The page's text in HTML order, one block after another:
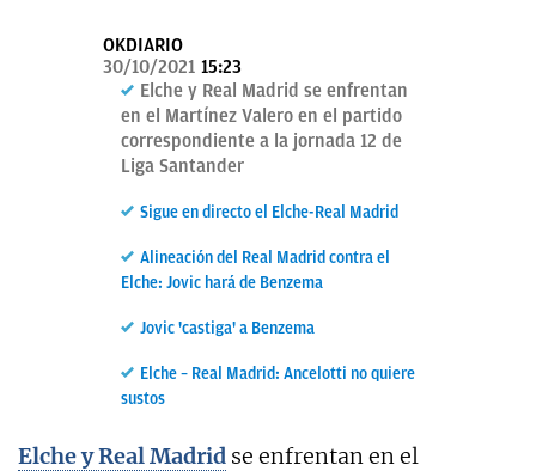
OKDIARIO
OKDIARIO
30/10/2021 15:23
Elche y Real Madrid se enfrentan
en el Martínez Valero en el partido
correspondiente a la jornada 12 de
Liga Santander
Sigue en directo el Elche-Real Madrid
Alineación del Real Madrid contra el
Elche: Jovic hará de Benzema
Jovic 'castiga' a Benzema
Elche – Real Madrid: Ancelotti no quiere
sustos
Elche y Real Madrid se enfrentan en el